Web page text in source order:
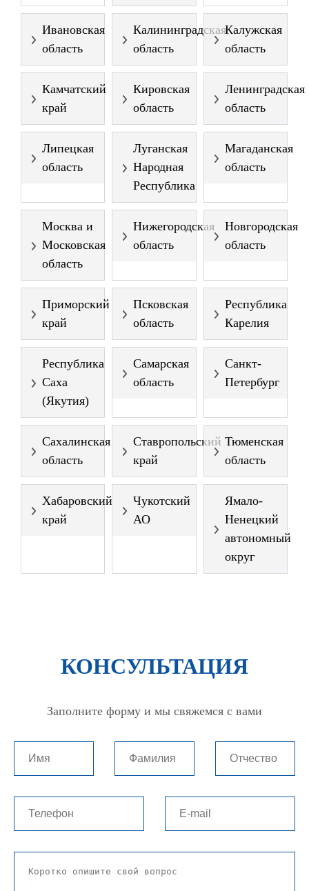
Ивановская
область
Калининградская
область
Калужская
область
Камчатский
край
Кировская
область
Ленинградская
область
Липецкая
область
Луганская
Народная
Республика
Магаданская
область
Москва и
Московская
область
Нижегородская
область
Новгородская
область
Приморский
край
Псковская
область
Республика
Карелия
Республика
Саха
(Якутия)
Самарская
область
Санкт-
Петербург
Сахалинская
область
Ставропольский
край
Тюменская
область
Хабаровский
край
Чукотский
АО
Ямало-
Ненецкий
автономный
округ
КОНСУЛЬТАЦИЯ
Заполните форму и мы свяжемся с вами